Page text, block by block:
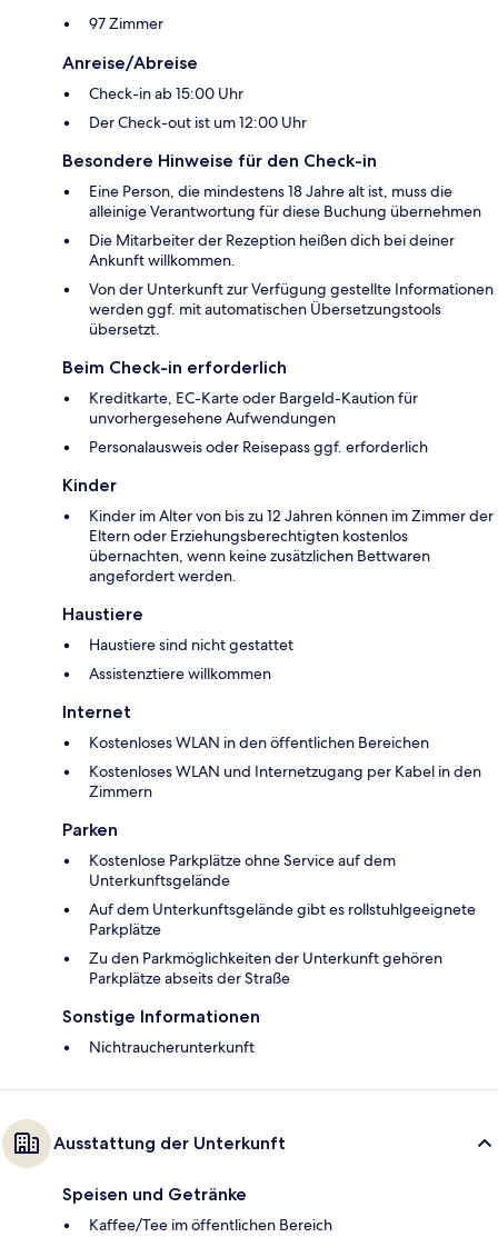
97 Zimmer
Anreise/Abreise
Check-in ab 15:00 Uhr
Der Check-out ist um 12:00 Uhr
Besondere Hinweise für den Check-in
Eine Person, die mindestens 18 Jahre alt ist, muss die
alleinige Verantwortung für diese Buchung übernehmen
Die Mitarbeiter der Rezeption heißen dich bei deiner
Ankunft willkommen.
Von der Unterkunft zur Verfügung gestellte Informationen
werden ggf. mit automatischen Übersetzungstools
übersetzt.
Beim Check-in erforderlich
Kreditkarte, EC-Karte oder Bargeld-Kaution für
unvorhergesehene Aufwendungen
Personalausweis oder Reisepass ggf. erforderlich
Kinder
Kinder im Alter von bis zu 12 Jahren können im Zimmer der
Eltern oder Erziehungsberechtigten kostenlos
übernachten, wenn keine zusätzlichen Bettwaren
angefordert werden.
Haustiere
Haustiere sind nicht gestattet
Assistenztiere willkommen
Internet
Kostenloses WLAN in den öffentlichen Bereichen
Kostenloses WLAN und Internetzugang per Kabel in den
Zimmern
Parken
Kostenlose Parkplätze ohne Service auf dem
Unterkunftsgelände
Auf dem Unterkunftsgelände gibt es rollstuhlgeeignete
Parkplätze
Zu den Parkmöglichkeiten der Unterkunft gehören
Parkplätze abseits der Straße
Sonstige Informationen
Nichtraucherunterkunft
Ausstattung der Unterkunft
Speisen und Getränke
Kaffee/Tee im öffentlichen Bereich